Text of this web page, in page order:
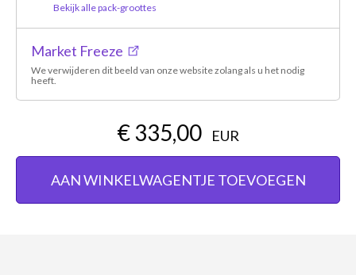
Bekijk alle pack-groottes
Market Freeze
We verwijderen dit beeld van onze website zolang als u het nodig
heeft.
€ 335,00 EUR
AAN WINKELWAGENTJE TOEVOEGEN